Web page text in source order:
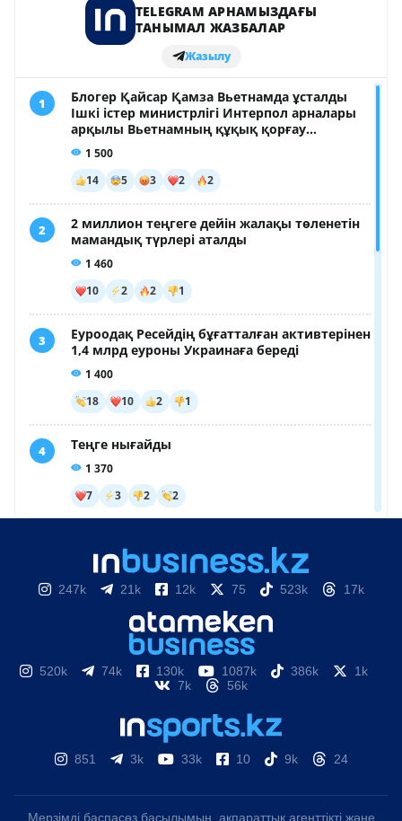
247k 21k 12k 75 523k 17k
520k 74k 130k 1087k 386k
1k
7k
56k
851 3k 33k 10 9k 24
Мерзімді баспасөз басылымын, ақпараттық агенттікті және